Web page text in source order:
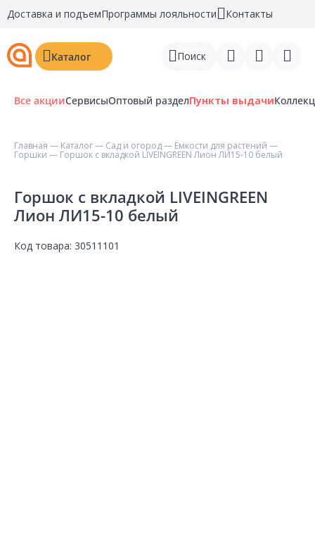
Доставка и подъемПрограммы лояльности Контакты
Каталог Поиск
Войти
Регистрация
Перейти к сравнению
Избранное
Все акцииСервисыОптовый разделПункты выдачи
Главная — Каталог— Сад и огород— Ёмкости для растений —
Горшки — Горшок с вкладкой LIVEINGREEN Лион ЛИ15-10 белый
Горшок с вкладкой LIVEINGREEN
Лион ЛИ15-10 белый
Код товара: 30511101